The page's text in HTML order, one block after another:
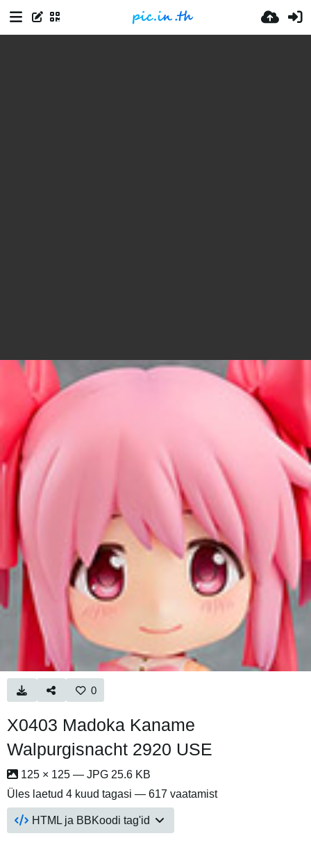
0
X0403 Madoka Kaname
Walpurgisnacht 2920 USE
125 × 125 — JPG 25.6 KB
Üles laetud 4 kuud tagasi — 617 vaatamist
HTML ja BBKoodi tag'id